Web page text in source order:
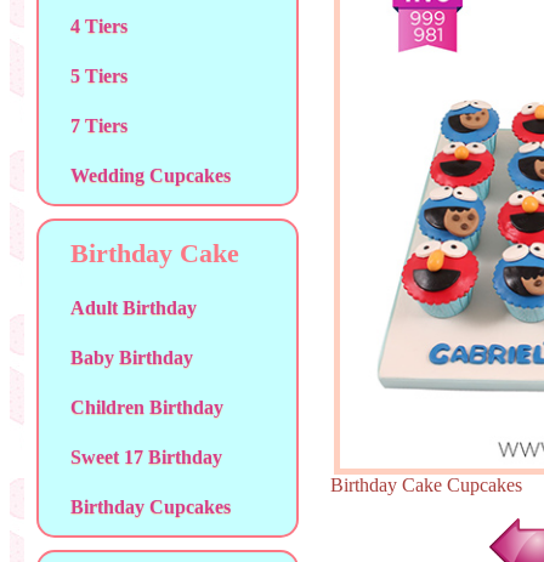
4 Tiers
5 Tiers
7 Tiers
Wedding Cupcakes
Birthday Cake
Adult Birthday
Baby Birthday
Children Birthday
Sweet 17 Birthday
Birthday Cupcakes
Birthday Cake